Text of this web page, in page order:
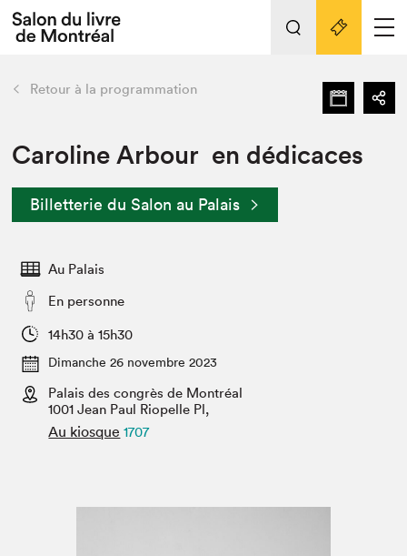
Espace exposant⋅e⋅s
Espace enseignant·e·s
Espace médias
L'événement
Préparer sa visite au Salon
Actualités
SLM PRO
retour Nos activités
Préparer sa visite
Salon dans la ville et en ligne
Projets partenaires
Liens pratiques
Retour à la programmation
Caroline Arbour en dédicaces
Billetterie du Salon au Palais
Au Palais
En personne
14h30 à 15h30
Dimanche 26 novembre 2023
Palais des congrès de Montréal
1001 Jean Paul Riopelle Pl,
Au kiosque 1707